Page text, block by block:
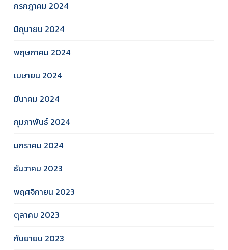
กรกฎาคม 2024
มิถุนายน 2024
พฤษภาคม 2024
เมษายน 2024
มีนาคม 2024
กุมภาพันธ์ 2024
มกราคม 2024
ธันวาคม 2023
พฤศจิกายน 2023
ตุลาคม 2023
กันยายน 2023